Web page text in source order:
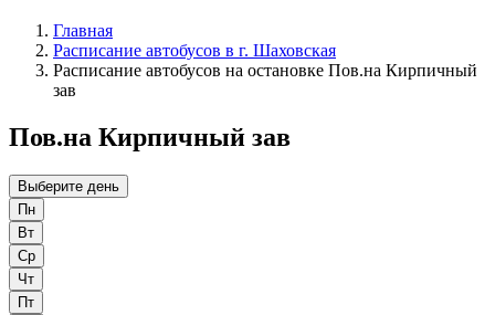
Главная
Расписание автобусов в г. Шаховская
Расписание автобусов на остановке Пов.на Кирпичный
зав
Пов.на Кирпичный зав
Выберите день
Пн
Вт
Ср
Чт
Пт